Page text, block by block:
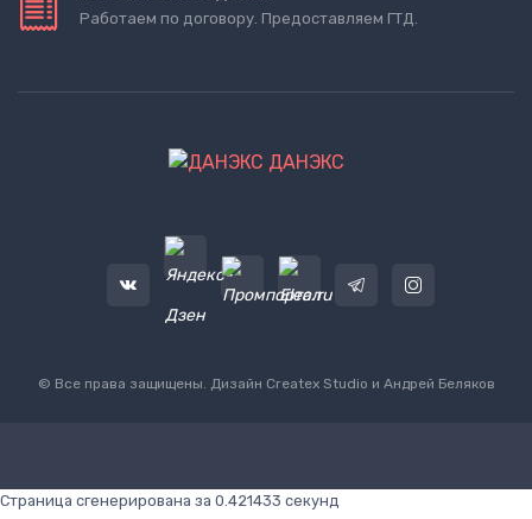
Работаем по договору. Предоставляем ГТД.
ДАНЭКС
© Все права защищены. Дизайн Createx Studio и Андрей Беляков
Страница сгенерирована за 0.421433 секунд